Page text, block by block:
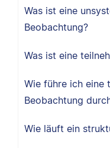
Was ist eine
Beobachtung?
Was ist eine
Wie führe ich eine
Beobachtung
Wie läuft ein